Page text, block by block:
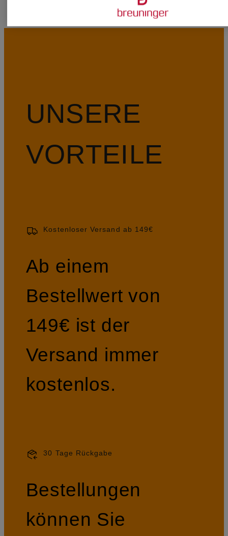
UNSERE
VORTEILE
Kostenloser Versand ab 149€
Ab einem
Bestellwert von
149€ ist der
Versand immer
kostenlos.
30 Tage Rückgabe
Bestellungen
können Sie